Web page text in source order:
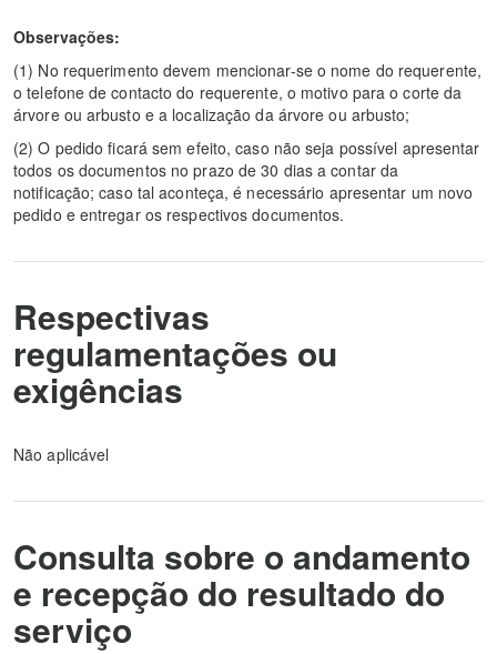
Observações:
(1) No requerimento devem mencionar-se o nome do requerente,
o telefone de contacto do requerente, o motivo para o corte da
árvore ou arbusto e a localização da árvore ou arbusto;
(2) O pedido ficará sem efeito, caso não seja possível apresentar
todos os documentos no prazo de 30 dias a contar da
notificação; caso tal aconteça, é necessário apresentar um novo
pedido e entregar os respectivos documentos.
Respectivas
regulamentações ou
exigências
Não aplicável
Consulta sobre o andamento
e recepção do resultado do
serviço